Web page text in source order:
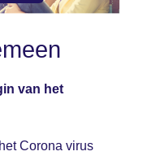
van het
Corona virus